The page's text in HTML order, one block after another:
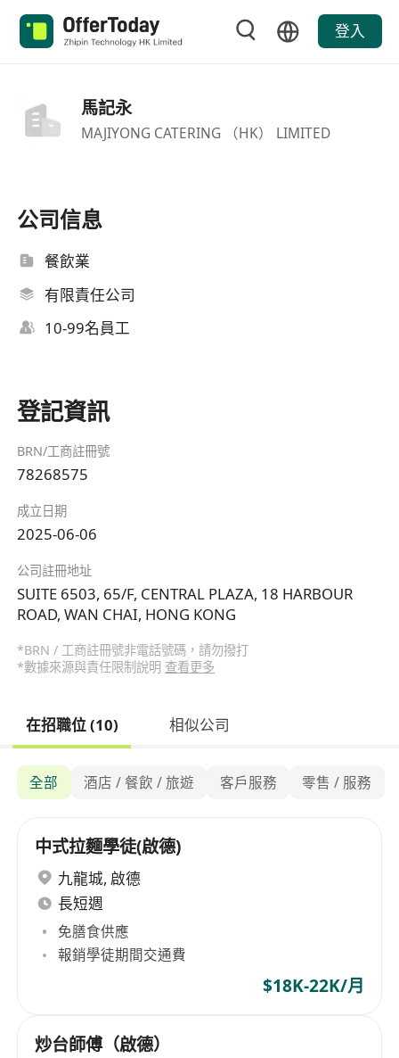
登入
馬記永
MAJIYONG CATERING （HK） LIMITED
公司信息
餐飲業
有限責任公司
10-99名員工
登記資訊
BRN/工商註冊號
78268575
成立日期
2025-06-06
公司註冊地址
SUITE 6503, 65/F, CENTRAL PLAZA, 18 HARBOUR
ROAD, WAN CHAI, HONG KONG
*BRN / 工商註冊號非電話號碼，請勿撥打
*數據來源與責任限制說明 查看更多
在招職位 (10) 相似公司
全部 酒店 / 餐飲 / 旅遊 客戶服務 零售 / 服務
中式拉麵學徒(啟德)
九龍城, 啟德
長短週
免膳食供應
報銷學徒期間交通費
$18K-22K/月
炒台師傅（啟德）